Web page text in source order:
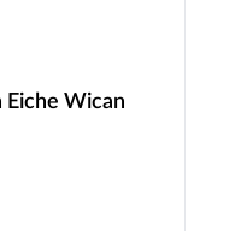
Eiche Wican